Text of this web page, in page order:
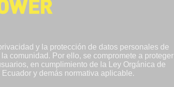
170KVA Puembo, Ecuador
y la protección de datos personales de
comunidad. Por ello, se compromete a proteger
en cumplimiento de la Ley Orgánica de
y demás normativa aplicable.